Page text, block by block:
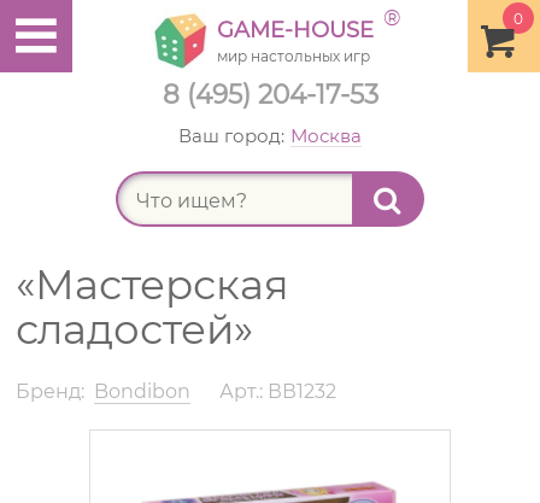
8 (495) 204-17-53
0
GAME-HOUSE ®
мир настольных игр
Ваш город: Москва
«Мастерская
сладостей»
Бренд: Bondibon Арт.: ВВ1232